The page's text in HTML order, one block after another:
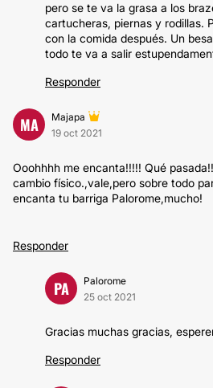
pero se te va la grasa a los
cartucheras, piernas y rodillas.
con la comida después. Un
todo te va a salir
Responder
MA
Majapa
19 oct 2021
Ooohhhh me encanta!!!!! Qué
cambio físico.,vale,pero sobre todo
encanta tu barriga Palorome,mucho!
Responder
PA
Palorome
25 oct 2021
Gracias muchas gracias,
Responder